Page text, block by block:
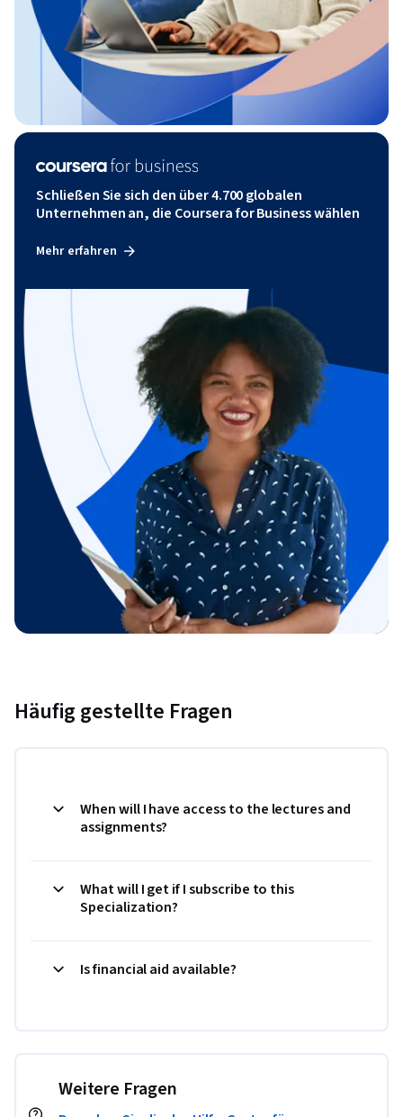
Schließen Sie sich den über 4.700 globalen
Unternehmen an, die Coursera for Business wählen
Mehr erfahren
Häufig gestellte Fragen
When will I have access to the lectures and
assignments?
What will I get if I subscribe to this
Specialization?
Is financial aid available?
Weitere Fragen